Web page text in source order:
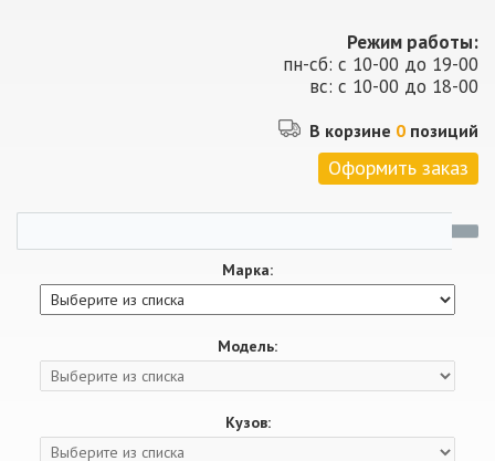
Режим работы:
пн-сб: с 10-00 до 19-00
вс: с 10-00 до 18-00
В корзине 0 позиций
Оформить заказ
Марка:
Модель:
Кузов: